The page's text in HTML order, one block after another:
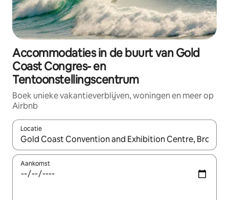
Accommodaties in de buurt van Gold
Coast Congres- en
Tentoonstellingscentrum
Boek unieke vakantieverblijven, woningen en meer op
Airbnb
Locatie
Wanneer er resultaten beschikbaar zijn, maak je een keuze
Aankomst